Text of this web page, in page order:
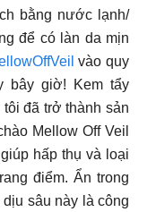
bằng nước lạnh/
để có làn da mịn
vào quy
bây giờ! Kem tẩy
đã trở thành sản
Mellow Off Veil
hấp thụ và loại
điểm. Ẩn trong
dịu sâu này là công